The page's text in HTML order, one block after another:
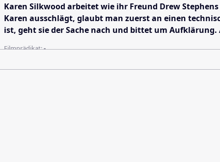
Karen Silkwood arbeitet wie ihr Freund Drew
Karen ausschlägt, glaubt man zuerst an einen
ist, geht sie der Sache nach und bittet um
Filmprädikat:-